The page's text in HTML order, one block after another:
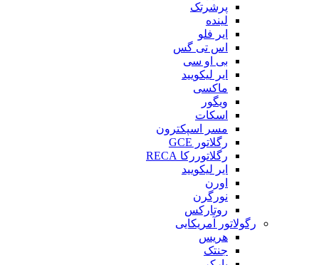
پرشرتک
لینده
ایر فلو
اس تی گس
بی او سی
ایر لیکویید
ماکسی
ویگور
اسکات
مسر اسپکترون
رگلاتور GCE
رگلاتوررکا RECA
ایر لیکویید
اورن
نورگرن
روتارکس
رگولاتور آمریکایی
هریس
جنتک